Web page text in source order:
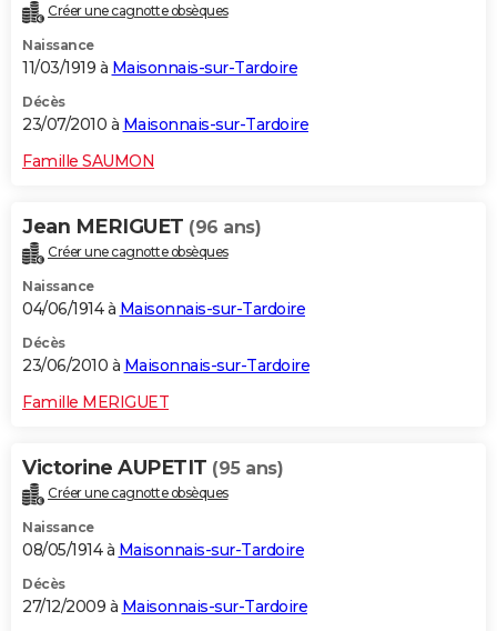
Créer une cagnotte obsèques
Naissance
11/03/1919 à Maisonnais-sur-Tardoire
Décès
23/07/2010 à Maisonnais-sur-Tardoire
Famille SAUMON
Jean MERIGUET (96 ans)
Créer une cagnotte obsèques
Naissance
04/06/1914 à Maisonnais-sur-Tardoire
Décès
23/06/2010 à Maisonnais-sur-Tardoire
Famille MERIGUET
Victorine AUPETIT (95 ans)
Créer une cagnotte obsèques
Naissance
08/05/1914 à Maisonnais-sur-Tardoire
Décès
27/12/2009 à Maisonnais-sur-Tardoire